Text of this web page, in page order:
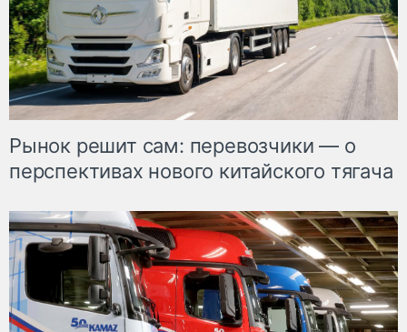
Рынок решит сам: перевозчики — о
перспективах нового китайского тягача